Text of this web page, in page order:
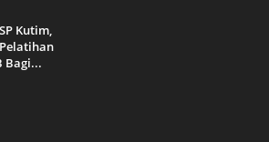
Kutim,
Bagi...